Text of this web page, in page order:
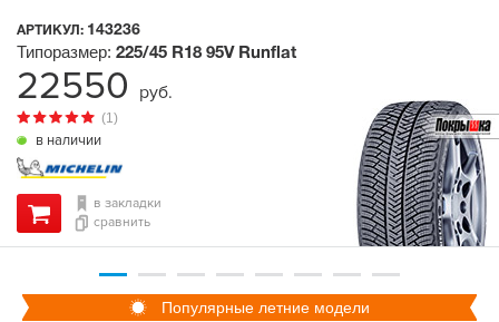
АРТИКУЛ: 143236
в наличии
(1)
Типоразмер: 225/45 R18 95V Runflat
в закладки
сравнить
22550 руб.
Популярные летние модели